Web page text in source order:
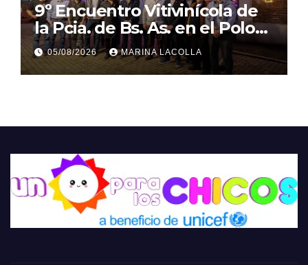
9º Encuentro Vitivinícola de
la Pcia. de Bs. As. en el Polo
Gastronómico de Malvinas
Argentinas
05/08/2026 MARINA LACOLLA